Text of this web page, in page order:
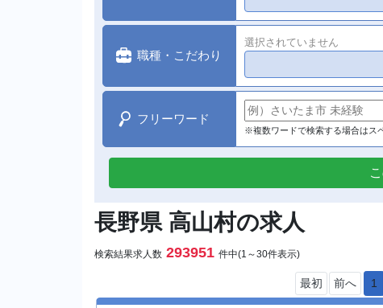
職種・こだわり
選択されていません
フリーワード
※複数ワードで検索する場合はス
長野県 高山村の求人
検索結果求人数 293951 件中(1～30件表示)
最初 前へ 1